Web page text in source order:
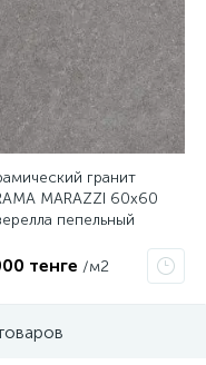
гранит
MARAZZI 60х60
пепельный
тенге /м2